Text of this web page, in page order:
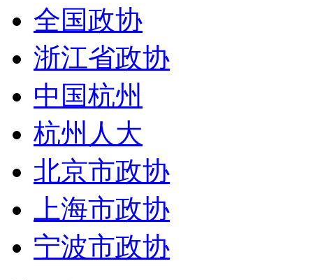
全国政协
浙江省政协
中国杭州
杭州人大
北京市政协
上海市政协
宁波市政协